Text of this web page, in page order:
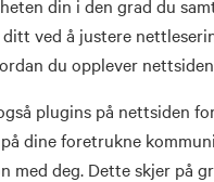
din i den grad du
ved å justere
du opplever
plugins på nettsiden
dine foretrukne
med deg. Dette skjer på